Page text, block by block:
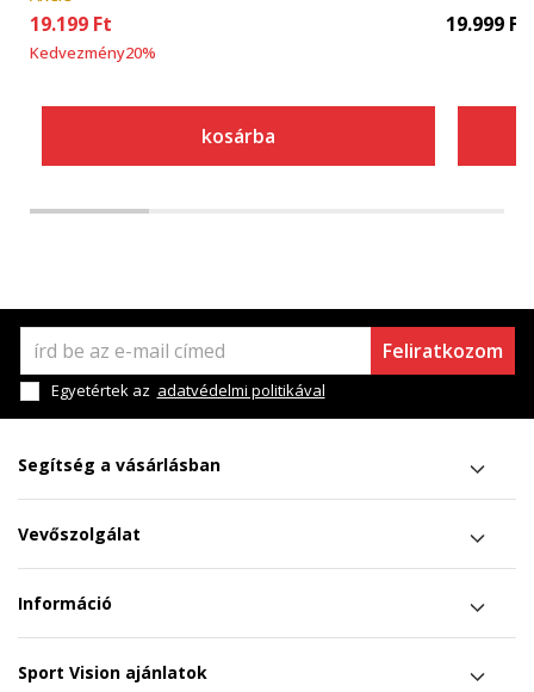
19.199 Ft
Kedvezmény20%
kosárba
19.999 Ft
Feliratkozom
Egyetértek az adatvédelmi politikával
Segítség a vásárlásban
Vevőszolgálat
Információ
Sport Vision ajánlatok